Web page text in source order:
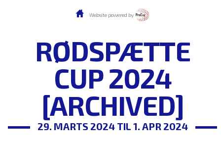
Website powered by
RØDSPÆTTE
CUP 2024
[ARCHIVED]
29. MARTS 2024 TIL 1. APR 2024